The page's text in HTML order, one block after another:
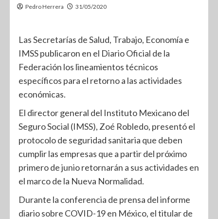
Pedro Herrera 31/05/2020
Las Secretarías de Salud, Trabajo, Economía e
IMSS publicaron en el Diario Oficial de la
Federación los lineamientos técnicos
específicos para el retorno a las actividades
económicas.
El director general del Instituto Mexicano del
Seguro Social (IMSS), Zoé Robledo, presentó el
protocolo de seguridad sanitaria que deben
cumplir las empresas que a partir del próximo
primero de junio retornarán a sus actividades en
el marco de la Nueva Normalidad.
Durante la conferencia de prensa del informe
diario sobre COVID-19 en México, el titular de